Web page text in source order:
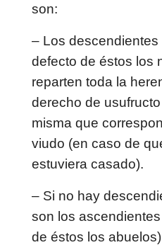
son:
– Los
defecto de éstos los
reparten toda la
derecho de
misma que
viudo (en caso de
estuviera casado).
– Si no hay
son los
de éstos los